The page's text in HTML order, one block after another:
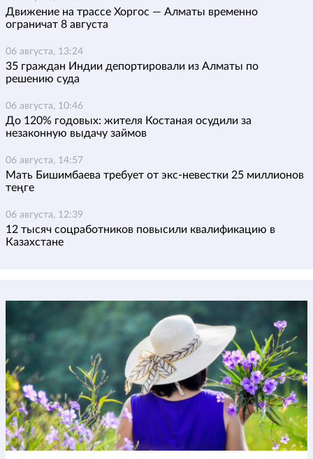
Движение на трассе Хоргос — Алматы временно
ограничат 8 августа
06 августа, 13:24
35 граждан Индии депортировали из Алматы по
решению суда
06 августа, 10:46
До 120% годовых: жителя Костаная осудили за
незаконную выдачу займов
06 августа, 14:57
Мать Бишимбаева требует от экс-невестки 25 миллионов
теңге
06 августа, 12:39
12 тысяч соцработников повысили квалификацию в
Казахстане